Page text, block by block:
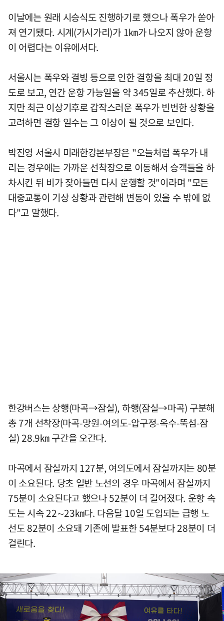
이날에는 원래 시승식도 진행하기로 했으나 폭우가 쏟아
져 연기됐다. 시계(가시가리)가 1㎞가 나오지 않아 운항
이 어렵다는 이유에서다.
서울시는 폭우와 결빙 등으로 인한 결항을 최대 20일 정
도로 보고, 연간 운항 가능일을 약 345일로 추산했다. 하
지만 최근 이상기후로 갑작스러운 폭우가 빈번한 상황을
고려하면 결항 일수는 그 이상이 될 것으로 보인다.
박진영 서울시 미래한강본부장은 "오늘처럼 폭우가 내
리는 경우에는 가까운 선착장으로 이동해서 승객들을 하
차시킨 뒤 비가 잦아들면 다시 운행할 것"이라며 "모든
대중교통이 기상 상황과 관련해 변동이 있을 수 밖에 없
다"고 말했다.
한강버스는 상행(마곡→잠실), 하행(잠실→마곡) 구분해
총 7개 선착장(마곡-망원-여의도-압구정-옥수-뚝섬-잠
실) 28.9㎞ 구간을 오간다.
마곡에서 잠실까지 127분, 여의도에서 잠실까지는 80분
이 소요된다. 당초 일반 노선의 경우 마곡에서 잠실까지
75분이 소요된다고 했으나 52분이 더 길어졌다. 운항 속
도는 시속 22∼23㎞다. 다음달 10일 도입되는 급행 노
선도 82분이 소요돼 기존에 발표한 54분보다 28분이 더
걸린다.